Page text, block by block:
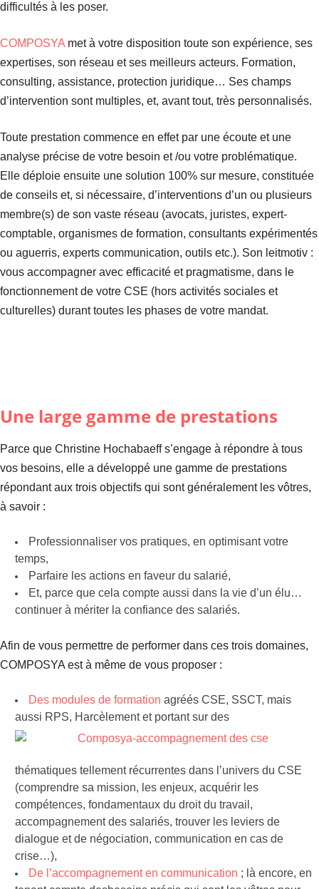
difficultés à les poser.
COMPOSYA met à votre disposition toute son expérience, ses
expertises, son réseau et ses meilleurs acteurs. Formation,
consulting, assistance, protection juridique… Ses champs
d’intervention sont multiples, et, avant tout, très personnalisés.
Toute prestation commence en effet par une écoute et une
analyse précise de votre besoin et /ou votre problématique.
Elle déploie ensuite une solution 100% sur mesure, constituée
de conseils et, si nécessaire, d’interventions d’un ou plusieurs
membre(s) de son vaste réseau (avocats, juristes, expert-
comptable, organismes de formation, consultants expérimentés
ou aguerris, experts communication, outils etc.). Son leitmotiv :
vous accompagner avec efficacité et pragmatisme, dans le
fonctionnement de votre CSE (hors activités sociales et
culturelles) durant toutes les phases de votre mandat.
Une large gamme de prestations
Parce que Christine Hochabaeff s’engage à répondre à tous
vos besoins, elle a développé une gamme de prestations
répondant aux trois objectifs qui sont généralement les vôtres,
à savoir :
Professionnaliser vos pratiques, en optimisant votre
temps,
Parfaire les actions en faveur du salarié,
Et, parce que cela compte aussi dans la vie d’un élu…
continuer à mériter la confiance des salariés.
Afin de vous permettre de performer dans ces trois domaines,
COMPOSYA est à même de vous proposer :
Des modules de formation agréés CSE, SSCT, mais
aussi RPS, Harcèlement et portant sur des
thématiques tellement récurrentes dans l’univers du CSE
(comprendre sa mission, les enjeux, acquérir les
compétences, fondamentaux du droit du travail,
accompagnement des salariés, trouver les leviers de
dialogue et de négociation, communication en cas de
crise…),
De l’accompagnement en communication ; là encore, en